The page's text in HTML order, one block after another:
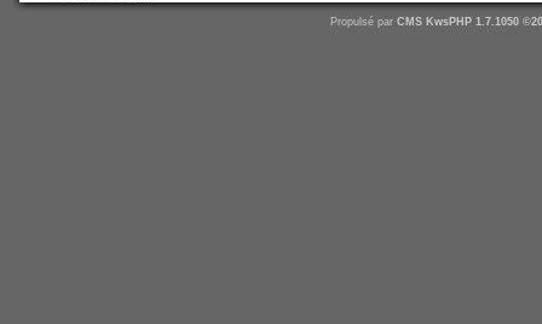
Propulsé par CMS KwsPHP 1.7.1050